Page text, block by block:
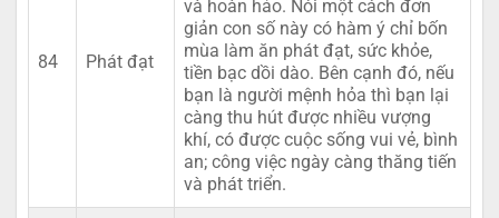
84 Phát đạt
và hoàn hảo. Nói một cách đơn
giản con số này có hàm ý chỉ bốn
mùa làm ăn phát đạt, sức khỏe,
tiền bạc dồi dào. Bên cạnh đó, nếu
bạn là người mệnh hỏa thì bạn lại
càng thu hút được nhiều vượng
khí, có được cuộc sống vui vẻ, bình
an; công việc ngày càng thăng tiến
và phát triển.